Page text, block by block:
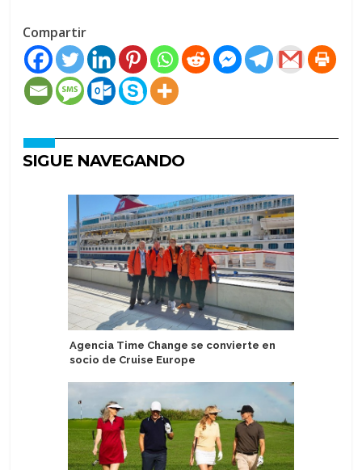
Compartir
SIGUE NAVEGANDO
Agencia Time Change se convierte en
socio de Cruise Europe